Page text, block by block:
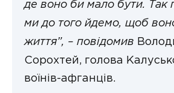
де воно би мало бути. Так
ми до того йдемо, щоб
життя”, – повідомив
Сорохтей, голова
воїнів-афганців.